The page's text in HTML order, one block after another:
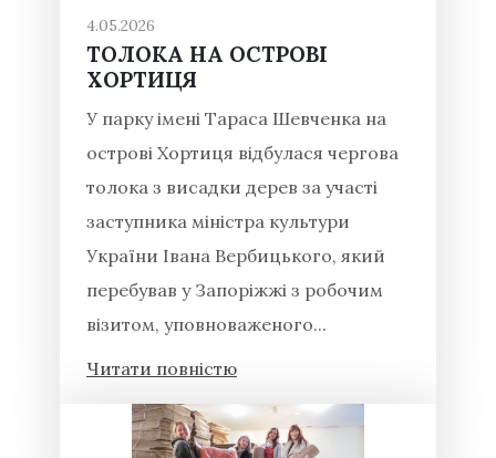
4.05.2026
ТОЛОКА НА ОСТРОВІ
ХОРТИЦЯ
У парку імені Тараса Шевченка на
острові Хортиця відбулася чергова
толока з висадки дерев за участі
заступника міністра культури
України Івана Вербицького, який
перебував у Запоріжжі з робочим
візитом, уповноваженого...
Читати повністю